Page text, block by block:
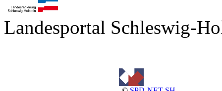
Landesportal Schleswig-